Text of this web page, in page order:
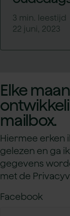
3 min. leestijd
22 juni, 2023
Elke
mailbox.
Hiermee erken
gelezen en ga
gegevens
met de
Facebook